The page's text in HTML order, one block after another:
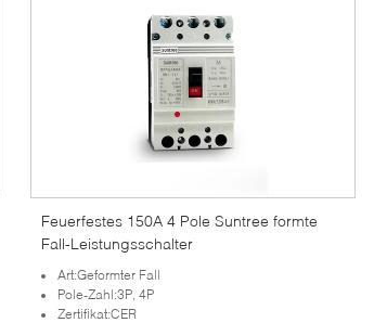
Feuerfestes 150A 4 Pole Suntree formte
Fall-Leistungsschalter
Art:Geformter Fall
Pole-Zahl:3P, 4P
Zertifikat:CER